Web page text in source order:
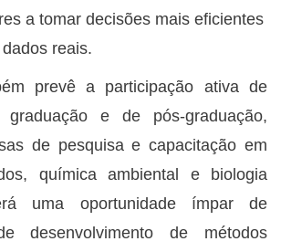
a tomar decisões mais eficientes
reais.
prevê a participação ativa de
graduação e de pós-graduação,
de pesquisa e capacitação em
química ambiental e biologia
uma oportunidade ímpar de
desenvolvimento de métodos